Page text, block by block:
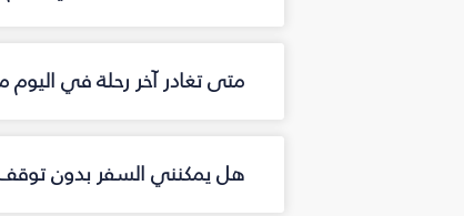
متى تغادر آخر رحلة في
هل يمكنني السفر بدون